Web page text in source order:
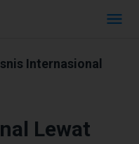
Internasional
Lewat